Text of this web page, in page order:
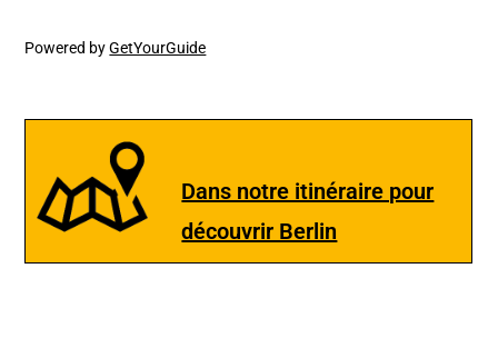
Powered byGetYourGuide
Dans notre itinéraire pour
découvrir Berlin